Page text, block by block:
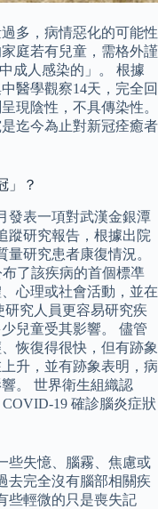
多，病情惡化的可能性
庭若有兒童，需格外謹
成人感染的」。 根據
醫學觀察14天，完全回
現陰性，不具傳染性。
迄今為止對新冠痊癒者
」？
發表一項對武漢金銀潭
蹤研究報告，根據出院
研究患者康復情況。
了該疾病的首個標凖
心理或社會活動，並在
研究人員更容易研究疾
兒童受其影響。 儘管
恢復得很快，但有跡象
升，並有跡象表明，病
。 世界衛生組織認
19 確診腦炎症狀
些失憶、腦霧、焦慮或
去完全沒有腦部相關疾
些輕微的只是喪失記